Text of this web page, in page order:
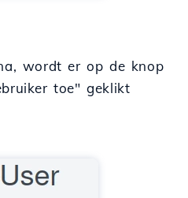
wordt er op de knop
toe" geklikt